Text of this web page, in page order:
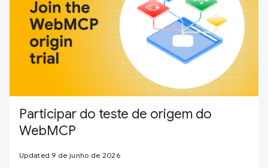
Participar do teste de origem do
WebMCP
Updated 9 de junho de 2026